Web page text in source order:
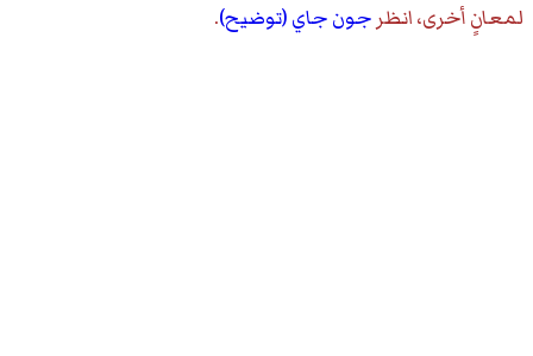
لمعانٍ أخرى، انظر جون جاي (توضيح).